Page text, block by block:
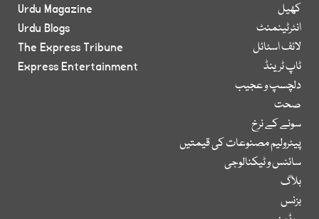
کھیل
انٹرٹینمنٹ
لائف اسٹائل
ٹاپ ٹرینڈ
دلچسپ و عجیب
صحت
سونے کے نرخ
پیٹرولیم مصنوعات کی قیمتیں
سائنس و ٹیکنالوجی
بلاگ
بزنس
Urdu Magazine
Urdu Blogs
The Express Tribune
Express Entertainment